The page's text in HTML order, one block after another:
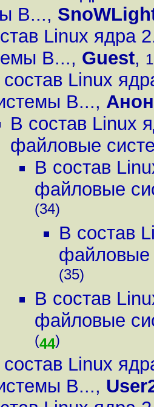
B...,
Linux ядра
B..., Guest,
Linux
B...,
В состав Linux
файловые
В состав
файловые
(34)
В состав
файловые
(35)
В состав
файловые
(44)
Linux
B...,